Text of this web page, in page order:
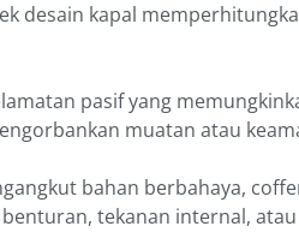
desain kapal
pasif yang
muatan atau
bahan berbahaya,
tekanan internal,